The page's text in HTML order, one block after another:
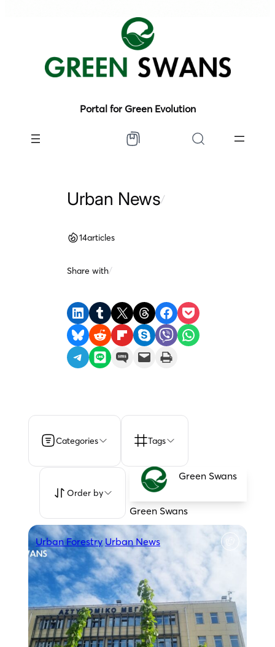
Portal for Green Evolution
Urban News/
14articles
Share with/
Share on LinkedIn
Share on Tumblr
Share on X Share on Threads
Share on Facebook
Share on Pocket
Share on Bluesky
Share on RedditShare on Flipboard
Share on SkypeShare on ViberShare on WhatsApp
Share on Telegram
Share on LINEShare on SMSEmail this PagePrint this Page
Categories Tags
Order by
Green Swans
Green Swans
Urban Forestry Urban News